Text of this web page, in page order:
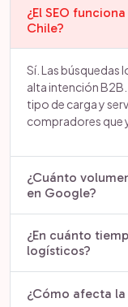
¿El SEO
Chile?
Sí. Las búsquedas
alta intención B2B.
tipo de carga y
compradores que
¿Cuánto
en Google?
¿En cuánto
logísticos?
¿Cómo afecta la